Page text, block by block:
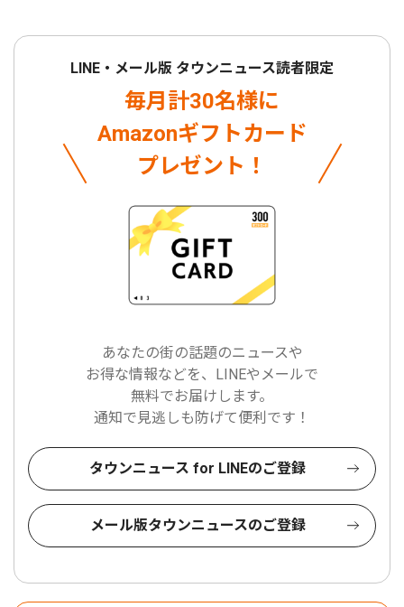
LINE・メール版 タウンニュース読者限定
毎月計30名様に
Amazonギフトカード
プレゼント！
あなたの街の話題のニュースや
お得な情報などを、LINEやメールで
無料でお届けします。
通知で見逃しも防げて便利です！
タウンニュース for LINEのご登録
メール版タウンニュースのご登録